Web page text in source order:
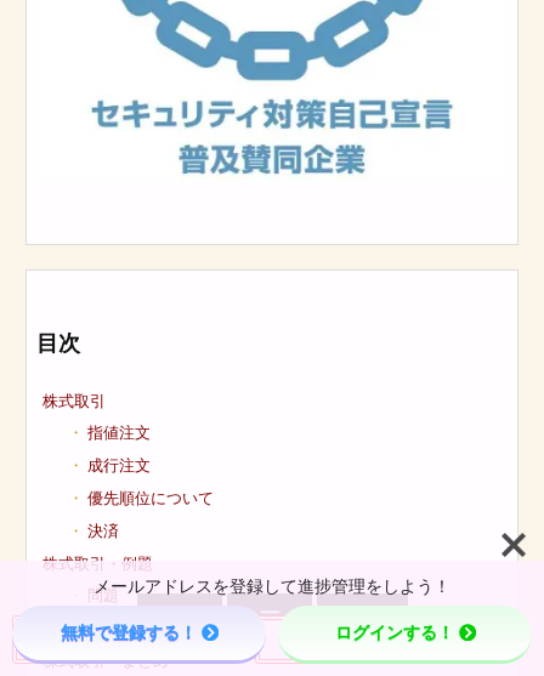
目次
株式取引
指値注文
成行注文
優先順位について
決済
株式取引・例題
問題
解説(クリックで展開)
株式取引・まとめ
Home

Page Top
メールアドレスを登録して進捗管理をしよう！
無料で登録する！ ログインする！